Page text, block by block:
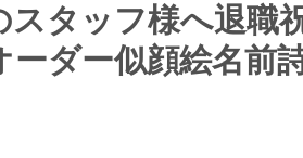
スタッフ様へ退職
ーダー似顔絵名前